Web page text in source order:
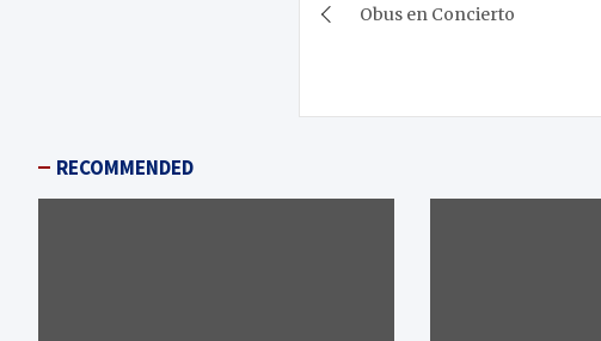
de
Obus en Concierto
RECOMMENDED